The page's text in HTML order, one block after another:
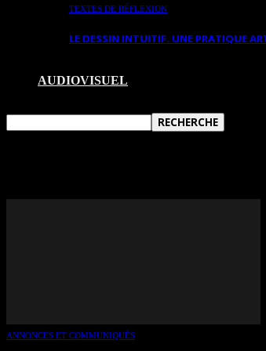
TEXTES DE RÉFLEXION
LE DESSIN INTUITIF. UNE PRATIQUE
AUDIOVISUEL
ANNONCES ET COMMUNIQUÉS